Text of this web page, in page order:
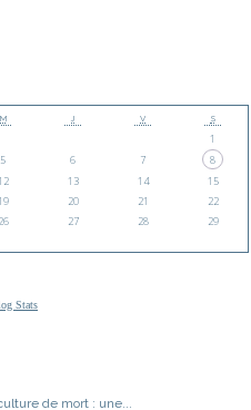
M J V S
1
5 6 7
8
13 14
15
20 21
22
26 27 28
29
Stats
de mort : une...